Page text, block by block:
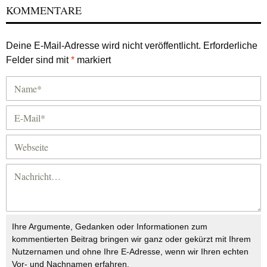
KOMMENTARE
Deine E-Mail-Adresse wird nicht veröffentlicht. Erforderliche
Felder sind mit* markiert
Ihre Argumente, Gedanken oder Informationen zum
kommentierten Beitrag bringen wir ganz oder gekürzt mit Ihrem
Nutzernamen und ohne Ihre E-Adresse, wenn wir Ihren echten
Vor- und Nachnamen erfahren.